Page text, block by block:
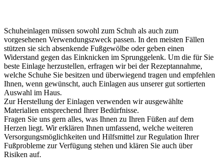
Schuheinlagen müssen sowohl zum Schuh als auch zum
vorgesehenen Verwendungszweck passen. In den meisten Fällen
stützen sie sich absenkende Fußgewölbe oder geben einen
Widerstand gegen das Einknicken im Sprunggelenk. Um die für Sie
beste Einlage herzustellen, erfragen wir bei der Rezeptannahme,
welche Schuhe Sie besitzen und überwiegend tragen und empfehlen
Ihnen, wenn gewünscht, auch Einlagen aus unserer gut sortierten
Auswahl im Haus.
Zur Herstellung der Einlagen verwenden wir ausgewählte
Materialien entsprechend Ihrer Bedürfnisse.
Fragen Sie uns gern alles, was Ihnen zu Ihren Füßen auf dem
Herzen liegt. Wir erklären Ihnen umfassend, welche weiteren
Versorgungsmöglichkeiten und Hilfsmittel zur Regulation Ihrer
Fußprobleme zur Verfügung stehen und klären Sie auch über
Risiken auf.